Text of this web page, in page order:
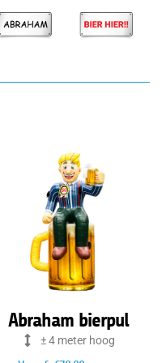
Abraham bierpul
± 4 meter hoog